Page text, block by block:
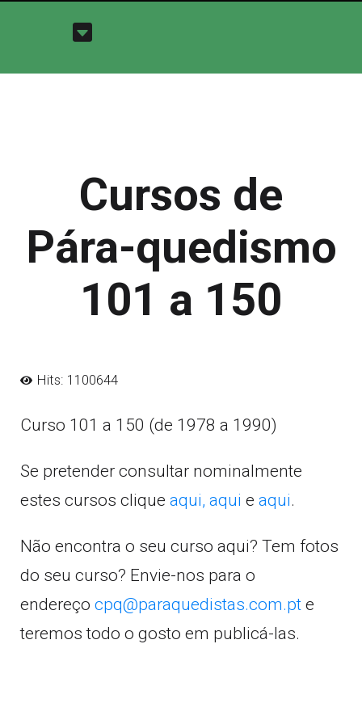
Cursos de
Pára-quedismo
101 a 150
Hits: 1100644
Curso 101 a 150 (de 1978 a 1990)
Se pretender consultar nominalmente
estes cursos clique aqui, aqui e aqui.
Não encontra o seu curso aqui? Tem fotos
do seu curso? Envie-nos para o
endereço cpq@paraquedistas.com.pt e
teremos todo o gosto em publicá-las.